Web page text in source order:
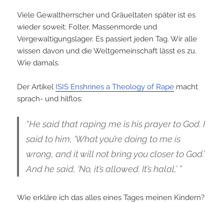
Viele Gewaltherrscher und Gräueltaten später ist es
wieder soweit: Folter, Massenmorde und
Vergewaltigungslager. Es passiert jeden Tag. Wir alle
wissen davon und die Weltgemeinschaft lässt es zu.
Wie damals.
Der Artikel ISIS Enshrines a Theology of Rape macht
sprach- und hilflos:
“He said that raping me is his prayer to God. I
said to him, ‘What you’re doing to me is
wrong, and it will not bring you closer to God.’
And he said, ‘No, it’s allowed. It’s halal,’ ”
Wie erkläre ich das alles eines Tages meinen Kindern?